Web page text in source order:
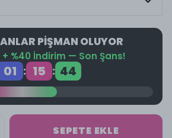
PİŞMAN OLUYOR
+ %40 İndirim — Son Şans!
01 : 15 : 43
SEPETE EKLE